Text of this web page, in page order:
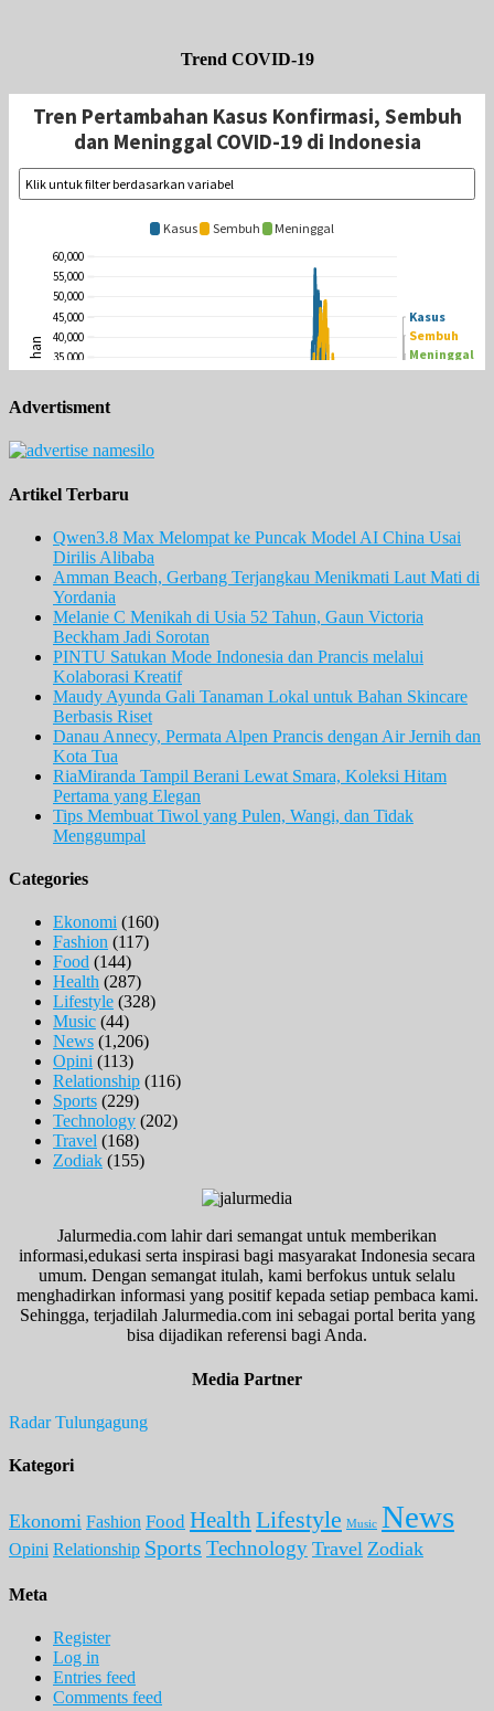
Trend COVID-19
Advertisment
Artikel Terbaru
Qwen3.8 Max Melompat ke Puncak Model AI China Usai
Dirilis Alibaba
Amman Beach, Gerbang Terjangkau Menikmati Laut Mati di
Yordania
Melanie C Menikah di Usia 52 Tahun, Gaun Victoria
Beckham Jadi Sorotan
PINTU Satukan Mode Indonesia dan Prancis melalui
Kolaborasi Kreatif
Maudy Ayunda Gali Tanaman Lokal untuk Bahan Skincare
Berbasis Riset
Danau Annecy, Permata Alpen Prancis dengan Air Jernih dan
Kota Tua
RiaMiranda Tampil Berani Lewat Smara, Koleksi Hitam
Pertama yang Elegan
Tips Membuat Tiwol yang Pulen, Wangi, dan Tidak
Menggumpal
Categories
Ekonomi (160)
Fashion (117)
Food (144)
Health (287)
Lifestyle (328)
Music (44)
News (1,206)
Opini (113)
Relationship (116)
Sports (229)
Technology (202)
Travel (168)
Zodiak (155)
Jalurmedia.com lahir dari semangat untuk memberikan
informasi,edukasi serta inspirasi bagi masyarakat Indonesia secara
umum. Dengan semangat itulah, kami berfokus untuk selalu
menghadirkan informasi yang positif kepada setiap pembaca kami.
Sehingga, terjadilah Jalurmedia.com ini sebagai portal berita yang
bisa dijadikan referensi bagi Anda.
Media Partner
Radar Tulungagung
Kategori
Ekonomi Fashion Food Health Lifestyle Music News
Opini Relationship Sports Technology Travel Zodiak
Meta
Register
Log in
Entries feed
Comments feed